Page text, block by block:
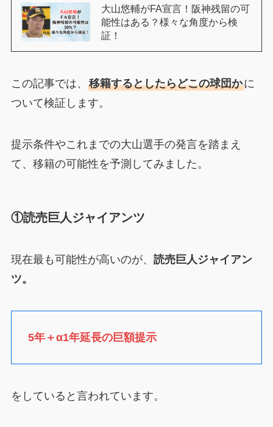
大山悠輔がFA宣言！阪神残留の可
能性はある？様々な角度から検
証！
この記事では、 移籍するとしたらどこの球団かに
ついて検証します。
提示条件やこれまでの大山選手の発言を踏まえ
て、移籍の可能性を予測してみました。
①読売巨人ジャイアンツ
現在最も可能性が高いのが、 読売巨人ジャイアン
ツ。
5年＋α1年延長の巨額提示
をしていると言われています。